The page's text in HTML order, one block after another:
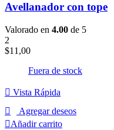
Avellanador con tope
Valorado en 4.00 de 5
2
$11,00
Fuera de stock
Vista Rápida
Agregar deseos
Añadir carrito